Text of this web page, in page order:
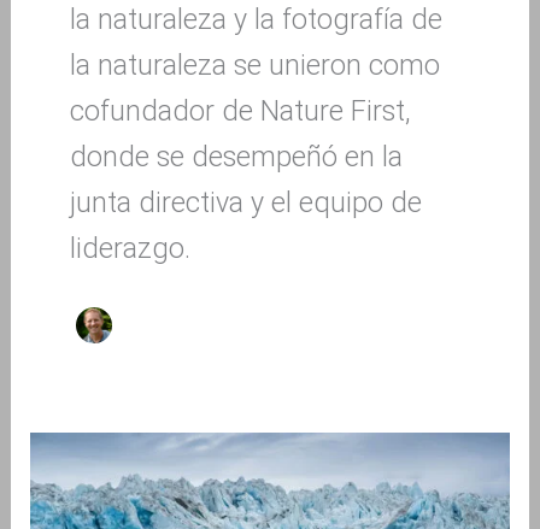
la naturaleza y la fotografía de
la naturaleza se unieron como
cofundador de Nature First,
donde se desempeñó en la
junta directiva y el equipo de
liderazgo.
Nuestro
poder,
nuestro